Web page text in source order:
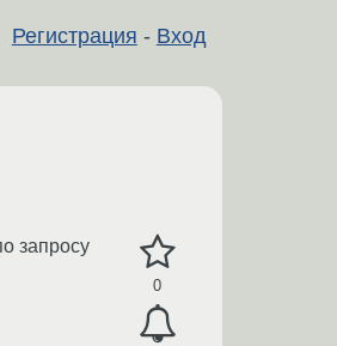
Регистрация - Вход
0
запросу